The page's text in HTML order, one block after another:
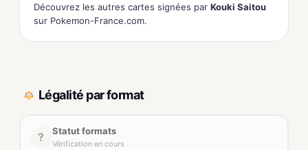
Découvrez les autres cartes signées par Kouki Saitou
sur Pokemon-France.com.
Légalité par format
? Statut formats
Vérification en cours